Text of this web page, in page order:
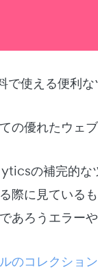
使える便利な
の優れたウェ
の補完的な
際に見ている
あろうエラー
のコレクション